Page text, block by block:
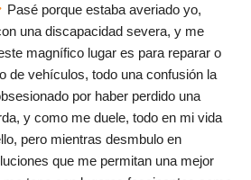
Pasé porque estaba averiado yo,
una discapacidad severa, y me
magnífico lugar es para reparar o
de vehículos, todo una confusión la
por haber perdido una
y como me duele, todo en mi vida
pero mientras desmbulo en
que me permitan una mejor